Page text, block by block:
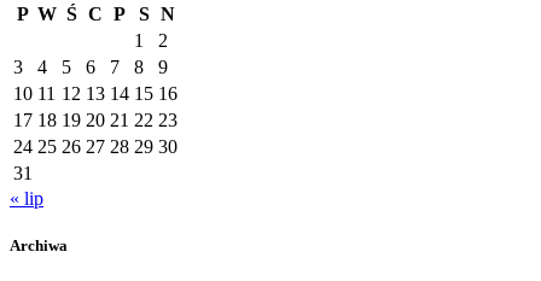
P W Ś C P S N
1
2
3
4 5 6 7 8
9
10 11 12 13 14 15 16
17 18 19 20 21 22 23
24 25 26 27 28 29 30
31
« lip
Archiwa